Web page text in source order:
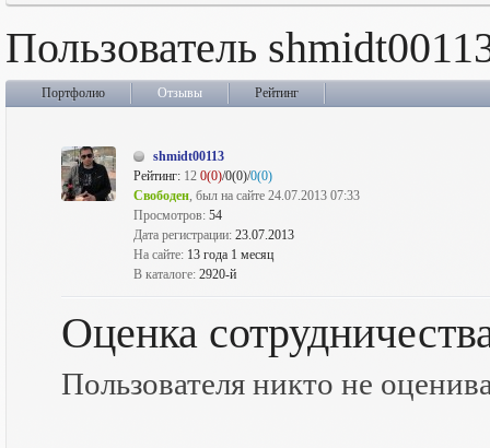
Пользователь
Портфолио Отзывы Рейтинг
shmidt00113
Рейтинг: 12 0(0)/0(0)/0(0)
Свободен, был на сайте 24.07.2013 07:33
Просмотров: 54
Дата регистрации: 23.07.2013
На сайте: 13 года 1 месяц
В каталоге: 2920-й
Оценка
Пользователя никто не